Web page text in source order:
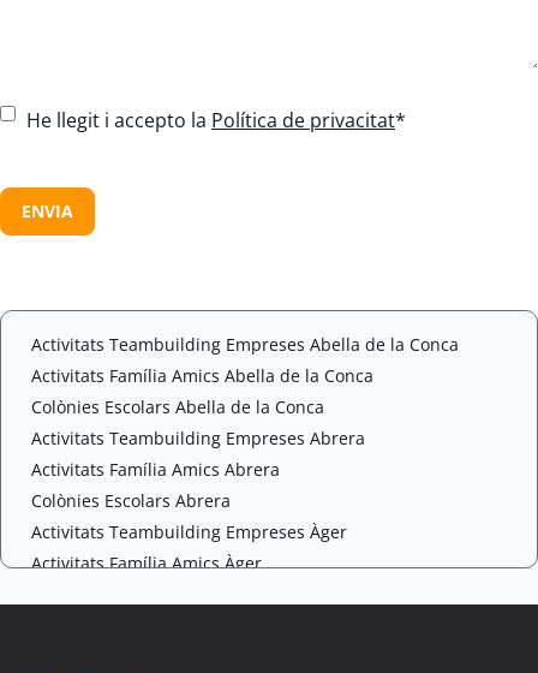
C
s
e
*
He llegit i accepto la Política de privacitat*
A
P
H
Activitats Teambuilding Empreses Abella de la Conca
Activitats Família Amics Abella de la Conca
Colònies Escolars Abella de la Conca
Activitats Teambuilding Empreses Abrera
Activitats Família Amics Abrera
Colònies Escolars Abrera
Activitats Teambuilding Empreses Àger
Activitats Família Amics Àger